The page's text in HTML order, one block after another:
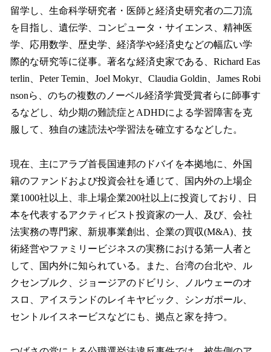
留学し、生命科学研究者・医師と経済史研究者の二刀流
を目指し、遺伝学、コンピュータ・サイエンス、精神医
学、応用数学、歴史学、経済学や経済史などの幅広い学
際的な研究等に従事。著名な経済史家である、Richard Eas
terlin、Peter Temin、Joel Mokyr、Claudia Goldin、James Robi
nsonら、のちの複数のノーベル経済学賞受賞者らに師事す
るなどし、幼少期の難読症とADHDによる学習障害を克
服して、独自の速読法や学習法を確立するなどした。
現在、主にアラブ首長国連邦のドバイを本拠地に、外国
籍のファンドおよび投資会社を通じて、国内外の上場企
業1000社以上、非上場企業200社以上に投資しており、日
本を代表するアクティビスト投資家の一人、及び、会社
法実務の専門家、新規事業創出、企業の買収(M&A)、技
術経営やファミリービジネスの実務における第一人者と
して、国内外に知られている。また、台湾の台北や、ル
クセンブルク、ジョージアのドビリシ、ノルウェーのオ
スロ、アイスランドのレイキヤビック、シンガポール、
セントルイスネービスなどにも、拠点と家を持つ。